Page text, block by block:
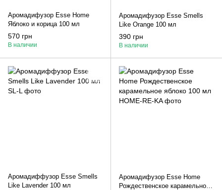
Аромадифузор Esse Home
Яблоко и корица 100 мл
570 грн
В наличии
Аромадифузор Esse Smells
Like Orange 100 мл
390 грн
В наличии
Аромадиффузор Esse Smells
Like Lavender 100 мл
Аромадифузор Esse Home
Рождественское карамельное